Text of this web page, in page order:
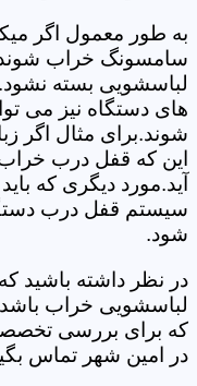
به طور معمول اگر
سامسونگ خراب
لباسشویی بسته
های دستگاه نیز می
شوند.برای مثال اگر
این که قفل درب
آید.مورد دیگری که
سیستم قفل درب
شود.
در نظر داشته باشید
لباسشویی خراب
که برای بررسی
در امین شهر تماس